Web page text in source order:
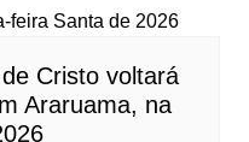
Cristo voltará
Araruama, na